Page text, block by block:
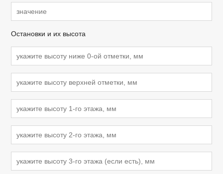
Остановки и их высота